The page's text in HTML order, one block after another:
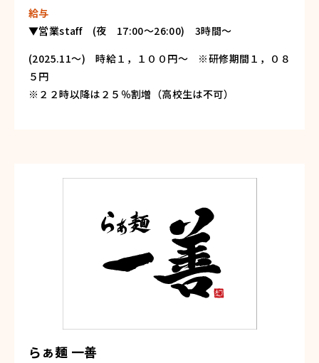
給与
▼営業staff (夜 17:00～26:00) 3時間～
(2025.11～) 時給１，１００円〜 ※研修期間１，０８
５円
※２２時以降は２５％割増（高校生は不可）
らぁ麺 一善